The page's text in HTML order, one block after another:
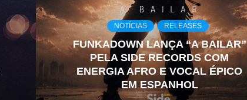
NOTÍCIAS RELEASES
FUNKADOWN LANÇA “A BAILAR”
PELA SIDE RECORDS COM
ENERGIA AFRO E VOCAL ÉPICO
EM ESPANHOL